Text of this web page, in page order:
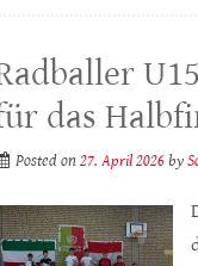
das
Posted on27. April 2026 by